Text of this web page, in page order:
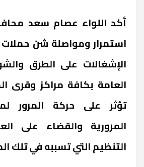
أكد اللواء عصام سعد
استمرار ومواصلة شن حملات
الإشغالات على الطرق
العامة بكافة مراكز وقرى
تؤثر على حركة المرور
المرورية والقضاء على
التنظيم التي تسببه في تلك